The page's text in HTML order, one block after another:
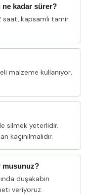
ne kadar sürer?
kapsamlı tamir
malzeme kullanıyor,
silmek yeterlidir.
kaçınılmalıdır.
musunuz?
duşakabin
veriyoruz.